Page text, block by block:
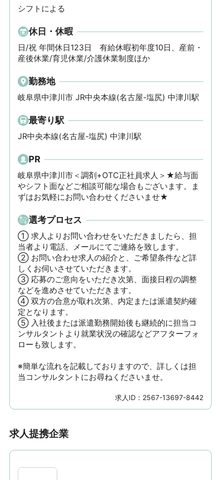
シフトによる
休日・休暇
日/祝 年間休日123日　有給休暇初年度10日、産前・
産後休業/育児休業/介護休業制度ほか
勤務地
岐阜県中津川市 JR中央本線(名古屋-塩尻) 中津川駅
最寄り駅
JR中央本線(名古屋-塩尻) 中津川駅
PR
岐阜県中津川市＜調剤+OTC正社員求人＞★給与面
やシフト面などご相談可能な場合もございます。ま
ずはお気軽にお問い合わせくださいませ★
選考プロセス
① 求人よりお問い合わせをいただきましたら、担
当者より電話、メールにてご連絡を致します。
② お問い合わせ求人の紹介と、ご希望条件など詳
しくお伺いさせていただきます。
③ 応募のご意向をいただき次第、面接日程の調整
などを進めさせていただきます。
④ 双方の合意が取れ次第、内定または派遣契約確
定となります。
⑤ 入社後または派遣勤務開始後も継続的に担当コ
ンサルタントより就業状況の確認などアフターフォ
ローも致します。
※簡単な流れを記載しておりますので、詳しくは担
当コンサルタントにお尋ねくださいませ。
求人ID： 2567-13697-8442
求人提携企業